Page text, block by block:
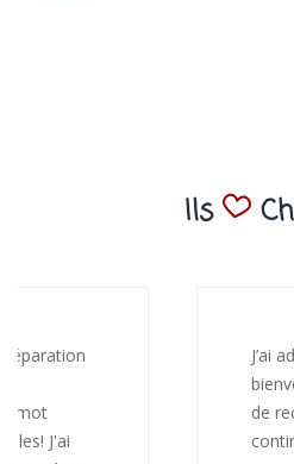
Ils
J’ai adoré ouvrir ce
bienveillant et fait plaisir.
de recommandé chez
continuation et merci à